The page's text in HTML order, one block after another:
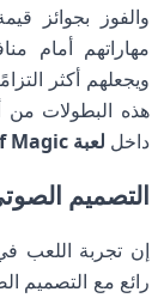
والفوز بجوائز
مهاراتهم أمام
ويجعلهم أكثر
هذه البطولات من
داخل لعبة Age of Magic مهكرة
التصميم
إن تجربة اللعب
رائع مع التصميم